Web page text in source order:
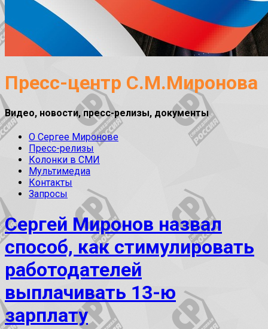
Пресс-центр С.М.Миронова
Видео, новости, пресс-релизы, документы
О Сергее Миронове
Пресс-релизы
Колонки в СМИ
Мультимедиа
Контакты
Запросы
Сергей Миронов назвал
способ, как стимулировать
работодателей
выплачивать 13-ю
зарплату